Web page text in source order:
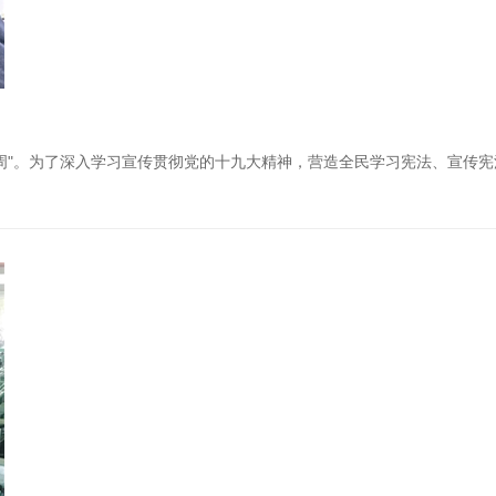
为了深入学习宣传贯彻党的十九大精神，营造全民学习宪法、宣传